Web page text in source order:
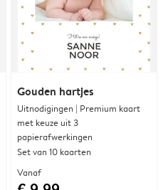
Gouden hartjes
Uitnodigingen | Premium kaart
met keuze uit 3
papierafwerkingen
Set van 10 kaarten
Vanaf